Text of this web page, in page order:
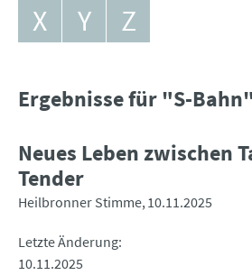
X
Y Z
Ergebnisse für "S-Bahn"
Neues Leben zwischen
Tender
Heilbronner Stimme 10.11.2025
Letzte Änderung
10.11.2025